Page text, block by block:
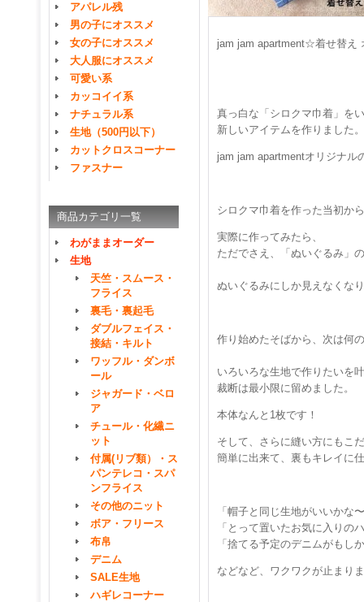
アパレル残
男の子にオススメ
女の子にオススメ
大人服にオススメ
可愛い系
カッコイイ系
ナチュラル系
生地（500円以下）
カットクロスコーナー
ファスナー
商品カテゴリ一覧
わがままオーダー
生地
天竺・スムース・
フライス
裏毛・裏起毛
ダブルフェイス・
接結・キルト
ワッフル・ダンボ
ール
ジャガード・ベロ
ア
チュール・化繊ニ
ット
付属(リブ類）・ス
パンテレコ・スパ
ンフライス
その他のニット
ボア・フリース
布帛
デニム
SALE生地
ハギレコーナー
jam jam apartment☆着せ替え
真っ白な「シロクマ巾着」を
新しいアイテムを作りました。
jam jam apartmentオリジナル
シロクマ巾着を作った当初か
実際に作ってみたら、
ただでさえ、「ぬいぐるみ」
ぬいぐるみにしか見えなくな
作り始めたそばから、次は何
いろいろな生地で作りたいを
裁断は最小限に留めました。
本体なんと1枚です！
そして、さらに縫い方にもこ
簡単に出来て、裏もキレイに
「帽子と同じ生地がいいかな
「とって置いたお気に入りの
「捨てる予定のデニムがもし
などなど、ワクワクが止まり